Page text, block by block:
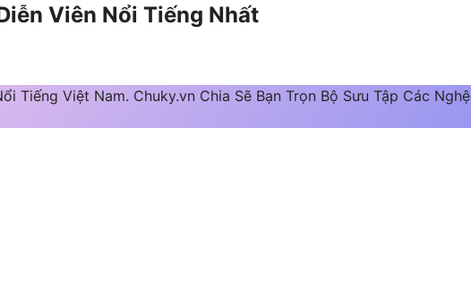
Viên Nổi Tiếng Nhất
Tiếng Việt Nam. Chuky.vn Chia Sẽ Bạn Trọn Bộ Sưu Tập Các Nghệ